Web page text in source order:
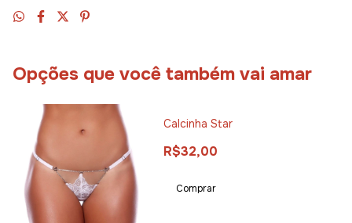
Opções que você também vai amar
Calcinha Star
R$32,00
Comprar